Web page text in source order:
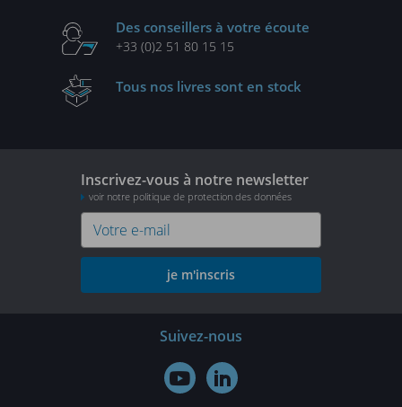
Des conseillers à votre écoute
+33 (0)2 51 80 15 15
Tous nos livres sont en stock
Inscrivez-vous à notre newsletter
voir notre politique de protection des données
je m'inscris
Suivez-nous
 